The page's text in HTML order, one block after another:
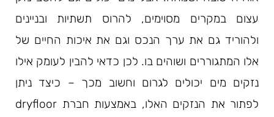
עצום במקרים מסוימים, להרוס תשתיות ובניינים
ולהוריד גם את ערך הנכס וגם את איכות החיים של
אלו המתגוררים ושוהים בו. לכן כדאי להבין לעומק אילו
נזקים מים יכולים לגרום וחשוב מכך – כיצד ניתן
לפתור את הנזקים האלו, באמצעות חברת dryfloor